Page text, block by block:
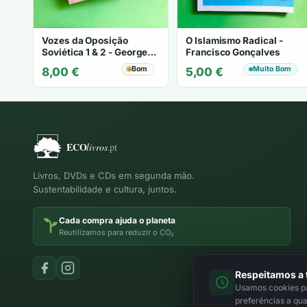
Vozes da Oposição
Soviética 1 & 2 - George
8,00 € Bom
O Islamismo Radical -
Francisco Gonçalves
5,00 € Muito Bom
Livros, DVDs e CDs em segunda mão.
Sustentabilidade e cultura, juntos.
Cada compra ajuda o planeta
Reutilizamos para reduzir o CO₂
Respeitamos
Usamos cookies
preferências a